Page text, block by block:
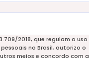
2018, que regulam o uso
no Brasil, autorizo o
meios e concordo com a